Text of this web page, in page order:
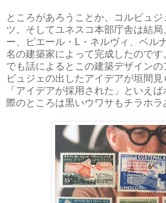
ところがあろうことか、コルビュ
ツ。そしてユネスコ本部庁舎は結
ー、ピエール・L・ネルヴィ、ベル
名の建築家によって完成したのです
でも話によるとこの建築デザイン
ビュジェの出したアイデアが垣間
「アイデアが採用された」といえ
際のところは黒いウワサもチラホラ